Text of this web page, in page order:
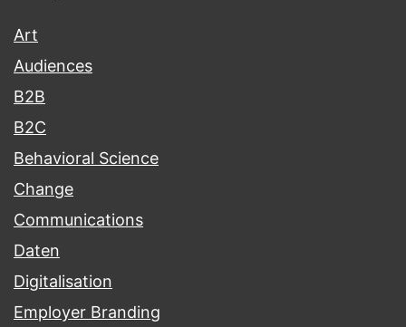
Art
Audiences
B2B
B2C
Behavioral Science
Change
Communications
Daten
Digitalisation
Employer Branding